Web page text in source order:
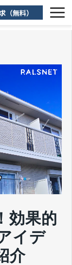
（無料）
効果的
イデ
介